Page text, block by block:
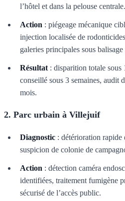
l’hôtel et dans la pelouse centrale.
Action : piégeage mécanique
injection localisée de
galeries principales sous balisage
Résultat : disparition totale sous
conseillé sous 3 semaines, audit
mois.
2. Parc urbain à Villejuif
Diagnostic : détérioration rapide
suspicion de colonie de
Action : détection caméra
identifiées, traitement fumigène
sécurisé de l’accès public.